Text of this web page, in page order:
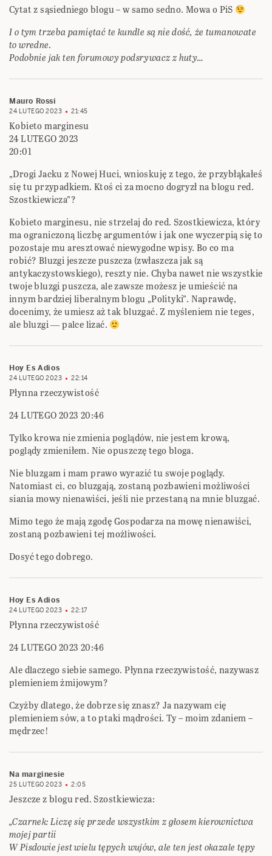
Cytat z sąsiedniego blogu – w samo sedno. Mowa o PiS
I o tym trzeba pamiętać te kundle są nie dość, że tumanowate
to wredne.
Podobnie jak ten forumowy podsrywacz z huty…
Mauro Rossi
24 LUTEGO 2023 21:45
Kobieto marginesu
24 LUTEGO 2023
20:01
„Drogi Jacku z Nowej Huci, wnioskuję z tego, że przybłąkałeś
się tu przypadkiem. Ktoś ci za mocno dogryzł na blogu red.
Szostkiewicza”?
Kobieto marginesu, nie strzelaj do red. Szostkiewicza, który
ma ograniczoną liczbę argumentów i jak one wyczerpią się to
pozostaje mu aresztować niewygodne wpisy. Bo co ma
robić? Bluzgi jeszcze puszcza (zwłaszcza jak są
antykaczystowskiego), reszty nie. Chyba nawet nie wszystkie
twoje bluzgi puszcza, ale zawsze możesz je umieścić na
innym bardziej liberalnym blogu „Polityki”. Naprawdę,
docenimy, że umiesz aż tak bluzgać. Z myśleniem nie teges,
ale bluzgi ― palce lizać.
Hoy Es Adios
24 LUTEGO 2023 22:14
Płynna rzeczywistość
24 LUTEGO 2023 20:46
Tylko krowa nie zmienia poglądów, nie jestem krową,
poglądy zmieniłem. Nie opuszczę tego bloga.
Nie bluzgam i mam prawo wyrazić tu swoje poglądy.
Natomiast ci, co bluzgają, zostaną pozbawieni możliwości
siania mowy nienawiści, jeśli nie przestaną na mnie bluzgać.
Mimo tego że mają zgodę Gospodarza na mowę nienawiści,
zostaną pozbawieni tej możliwości.
Dosyć tego dobrego.
Hoy Es Adios
24 LUTEGO 2023 22:17
Płynna rzeczywistość
24 LUTEGO 2023 20:46
Ale dlaczego siebie samego. Płynna rzeczywistość, nazywasz
plemieniem żmijowym?
Czyżby dlatego, że dobrze się znasz? Ja nazywam cię
plemieniem sów, a to ptaki mądrości. Ty – moim zdaniem –
mędrzec!
Na marginesie
25 LUTEGO 2023 2:05
Jeszcze z blogu red. Szostkiewicza:
„Czarnek: Liczę się przede wszystkim z głosem kierownictwa
mojej partii
W Pisdowie jest wielu tępych wujów, ale ten jest okazale tępy